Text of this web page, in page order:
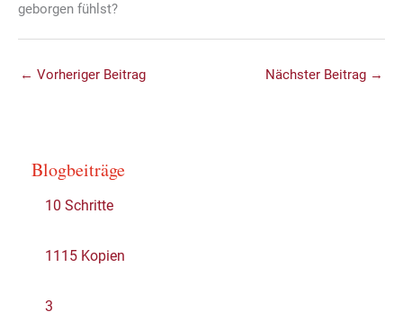
geborgen fühlst?
← Vorheriger Beitrag Nächster Beitrag →
Blogbeiträge
10 Schritte
1115 Kopien
3